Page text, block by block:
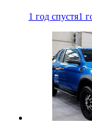
1 год спустя1